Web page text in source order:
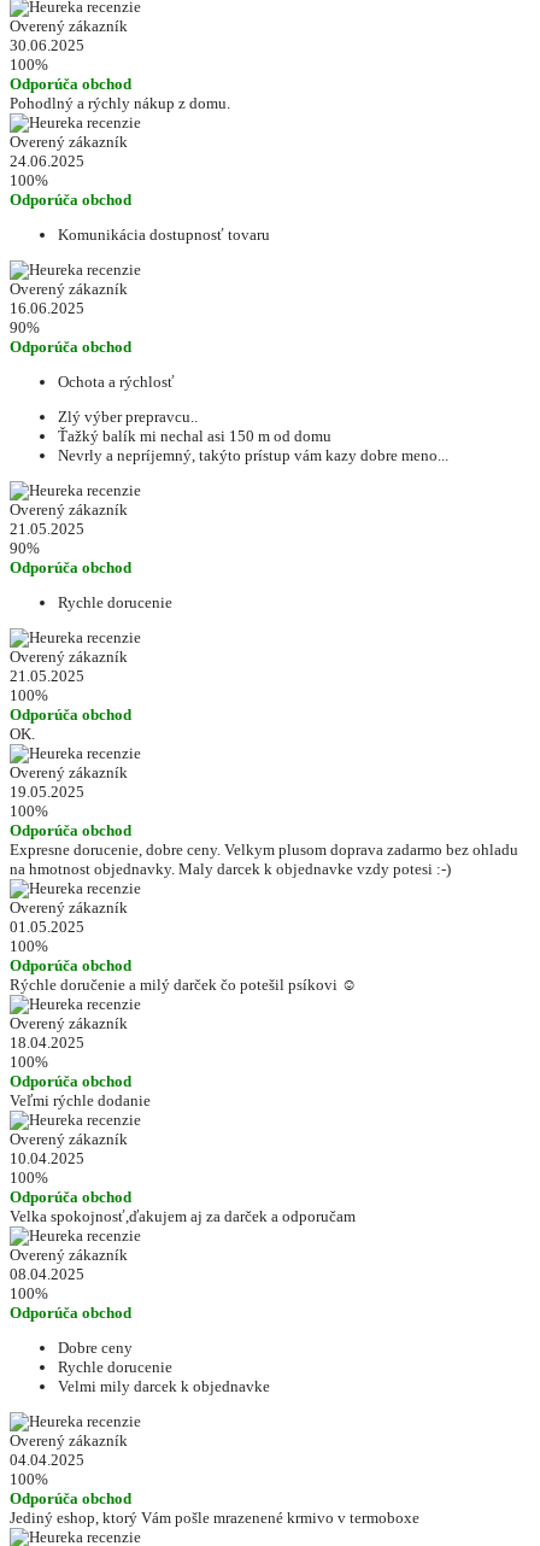
Overený zákazník
30.06.2025
100%
Odporúča obchod
Pohodlný a rýchly nákup z domu.
Overený zákazník
24.06.2025
100%
Odporúča obchod
Komunikácia dostupnosť tovaru
Overený zákazník
16.06.2025
90%
Odporúča obchod
Ochota a rýchlosť
Zlý výber prepravcu..
Ťažký balík mi nechal asi 150 m od domu
Nevrly a nepríjemný, takýto prístup vám kazy dobre meno...
Overený zákazník
21.05.2025
90%
Odporúča obchod
Rychle dorucenie
Overený zákazník
21.05.2025
100%
Odporúča obchod
OK.
Overený zákazník
19.05.2025
100%
Odporúča obchod
Expresne dorucenie, dobre ceny. Velkym plusom doprava zadarmo bez ohladu
na hmotnost objednavky. Maly darcek k objednavke vzdy potesi :-)
Overený zákazník
01.05.2025
100%
Odporúča obchod
Rýchle doručenie a milý darček čo potešil psíkovi ☺️
Overený zákazník
18.04.2025
100%
Odporúča obchod
Veľmi rýchle dodanie
Overený zákazník
10.04.2025
100%
Odporúča obchod
Velka spokojnosť,ďakujem aj za darček a odporučam
Overený zákazník
08.04.2025
100%
Odporúča obchod
Dobre ceny
Rychle dorucenie
Velmi mily darcek k objednavke
Overený zákazník
04.04.2025
100%
Odporúča obchod
Jediný eshop, ktorý Vám pošle mrazenené krmivo v termoboxe